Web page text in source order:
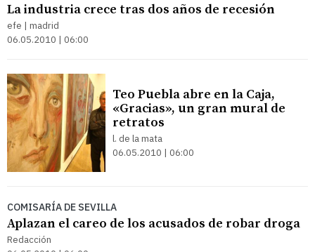
La industria crece tras dos años de recesión
efe | madrid
06.05.2010 | 06:00
Teo Puebla abre en la Caja,
«Gracias», un gran mural de
retratos
l. de la mata
06.05.2010 | 06:00
COMISARÍA DE SEVILLA
Aplazan el careo de los acusados de robar droga
Redacción